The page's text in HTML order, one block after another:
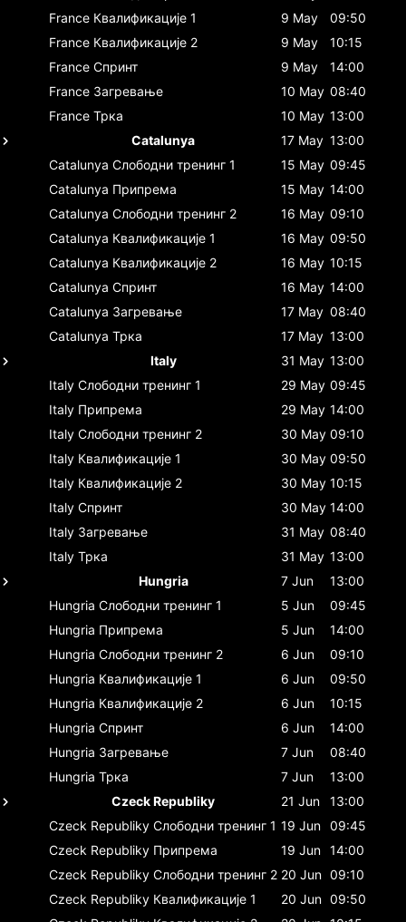
France Квалификације 1 9 May
09:50
France Квалификације 2 9 May
10:15
France Спринт 9 May
14:00
France Загревање 10 May 08:40
France Трка 10 May 13:00
Catalunya
17 May 13:00
Catalunya Слободни тренинг 1 15 May 09:45
Catalunya Припрема 15 May 14:00
Catalunya Слободни тренинг 2 16 May 09:10
Catalunya Квалификације 1 16 May 09:50
Catalunya Квалификације 2 16 May 10:15
Catalunya Спринт 16 May 14:00
Catalunya Загревање 17 May 08:40
Catalunya Трка 17 May 13:00
Italy
31 May 13:00
Italy Слободни тренинг 1 29 May 09:45
Italy Припрема 29 May 14:00
Italy Слободни тренинг 2 30 May 09:10
Italy Квалификације 1 30 May 09:50
Italy Квалификације 2 30 May 10:15
Italy Спринт 30 May 14:00
Italy Загревање 31 May 08:40
Italy Трка 31 May 13:00
Hungria
7 Jun
13:00
Hungria Слободни тренинг 1 5 Jun
09:45
Hungria Припрема 5 Jun
14:00
Hungria Слободни тренинг 2 6 Jun
09:10
Hungria Квалификације 1 6 Jun
09:50
Hungria Квалификације 2 6 Jun
10:15
Hungria Спринт 6 Jun
14:00
Hungria Загревање 7 Jun
08:40
Hungria Трка 7 Jun
13:00
Czeck Republiky
21 Jun
13:00
Czeck Republiky Слободни тренинг 1 19 Jun 09:45
Czeck Republiky Припрема 19 Jun 14:00
Czeck Republiky Слободни тренинг 2 20 Jun 09:10
Czeck Republiky Квалификације 1 20 Jun 09:50